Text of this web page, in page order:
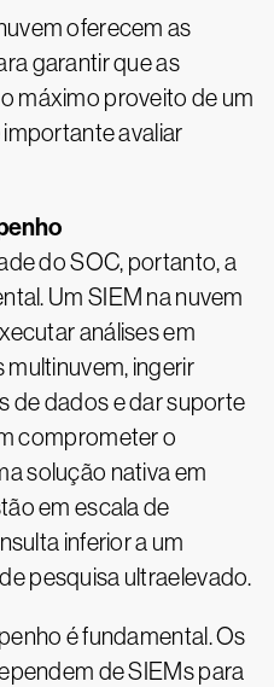
oferecem as
garantir que as
máximo proveito de um
avaliar
do SOC, portanto, a
Um SIEM na nuvem
análises em
ingerir
de dados e dar suporte
comprometer o
solução nativa em
em escala de
inferior a um
pesquisa ultraelevado.
é fundamental. Os
de SIEMs para